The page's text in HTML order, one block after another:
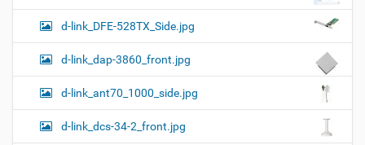
d-link_DFE-528TX_Side.jpg
d-link_dap-3860_front.jpg
d-link_ant70_1000_side.jpg
d-link_dcs-34-2_front.jpg